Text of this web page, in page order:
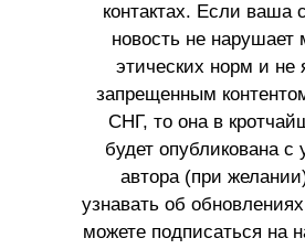
контактах. Если ваша
новость не нарушает
этических норм и не
запрещенным
СНГ, то она в
будет опубликована с
автора (при
узнавать об
можете подписаться на